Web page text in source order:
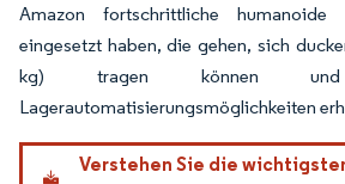
Amazon fortschrittliche
eingesetzt haben, die gehen, sich
kg) tragen können
Lagerautomatisierungsmöglichkeiten
Verstehen Sie die